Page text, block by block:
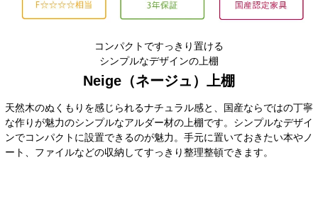
コンパクトですっきり置ける
シンプルなデザインの上棚
Neige（ネージュ）上棚
天然木のぬくもりを感じられるナチュラル感と、国産ならではの丁寧
な作りが魅力のシンプルなアルダー材の上棚です。シンプルなデザイ
ンでコンパクトに設置できるのが魅力。手元に置いておきたい本やノ
ート、ファイルなどの収納してすっきり整理整頓できます。